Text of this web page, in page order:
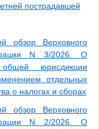
пострадавшей
обзор Верховного
N 3/2026. О
юрисдикции
отдельных
о налогах и сборах
обзор Верховного
N 2/2026. О